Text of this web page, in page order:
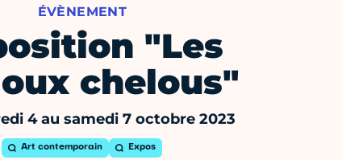
ÉVÈNEMENT
"Les
chelous"
4 au samedi 7 octobre 2023
Art contemporain Expos